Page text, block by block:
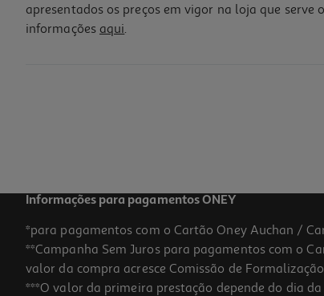
apresentados os preços em vigor na loja que
informações aqui.
Informações para pagamentos ONEY
*para pagamentos com o Cartão Oney Auchan /
**Campanha Sem Juros para pagamentos com o
valor da compra acresce Comissão de
***O valor da primeira prestação depende do dia